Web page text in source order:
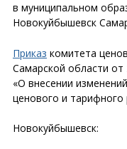
в муниципальном
Новокуйбышевск
Приказ комитета
Самарской области
«О внесении
ценового и тарифного
Новокуйбышевск: